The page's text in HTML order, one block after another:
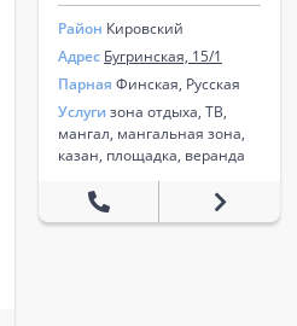
Район Кировский
Адрес Бугринская, 15/1
Парная Финская, Русская
Услуги зона отдыха, ТВ,
мангал, мангальная зона,
казан, площадка, веранда